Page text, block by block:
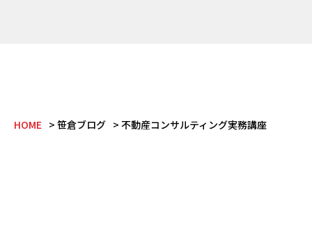
HOME 笹倉ブログ 不動産コンサルティング実務講座